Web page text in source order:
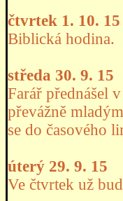
čtvrtek 1. 10. 15
Biblická hodina.
středa 30. 9. 15
Farář přednášel
převážně
se do časového
úterý 29. 9. 15
Ve čtvrtek už